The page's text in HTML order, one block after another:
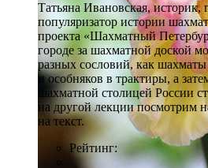
Татьяна Ивановская, историк,
популяризатор истории
проекта «Шахматный
городе за шахматной доской
разных сословий, как
и особняков в трактиры, а
шахматной столицей России
на другой лекции посмотрим
на текст.
Рейтинг: